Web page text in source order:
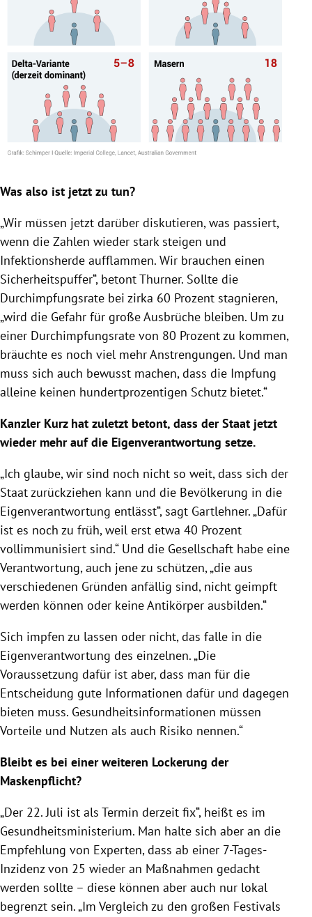
Was also ist jetzt zu tun?
„Wir müssen jetzt darüber diskutieren, was passiert,
wenn die Zahlen wieder stark steigen und
Infektionsherde aufflammen. Wir brauchen einen
Sicherheitspuffer“, betont Thurner. Sollte die
Durchimpfungsrate bei zirka 60 Prozent stagnieren,
„wird die Gefahr für große Ausbrüche bleiben. Um zu
einer Durchimpfungsrate von 80 Prozent zu kommen,
bräuchte es noch viel mehr Anstrengungen. Und man
muss sich auch bewusst machen, dass die Impfung
alleine keinen hundertprozentigen Schutz bietet.“
Kanzler Kurz hat zuletzt betont, dass der Staat jetzt
wieder mehr auf die Eigenverantwortung setze.
„Ich glaube, wir sind noch nicht so weit, dass sich der
Staat zurückziehen kann und die Bevölkerung in die
Eigenverantwortung entlässt“, sagt Gartlehner. „Dafür
ist es noch zu früh, weil erst etwa 40 Prozent
vollimmunisiert sind.“ Und die Gesellschaft habe eine
Verantwortung, auch jene zu schützen, „die aus
verschiedenen Gründen anfällig sind, nicht geimpft
werden können oder keine Antikörper ausbilden.“
Sich impfen zu lassen oder nicht, das falle in die
Eigenverantwortung des einzelnen. „Die
Voraussetzung dafür ist aber, dass man für die
Entscheidung gute Informationen dafür und dagegen
bieten muss. Gesundheitsinformationen müssen
Vorteile und Nutzen als auch Risiko nennen.“
Bleibt es bei einer weiteren Lockerung der
Maskenpflicht?
„Der 22. Juli ist als Termin derzeit fix“, heißt es im
Gesundheitsministerium. Man halte sich aber an die
Empfehlung von Experten, dass ab einer 7-Tages-
Inzidenz von 25 wieder an Maßnahmen gedacht
werden sollte – diese können aber auch nur lokal
begrenzt sein. „Im Vergleich zu den großen Festivals